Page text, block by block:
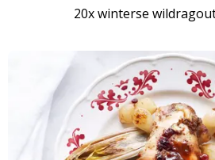
20x winterse